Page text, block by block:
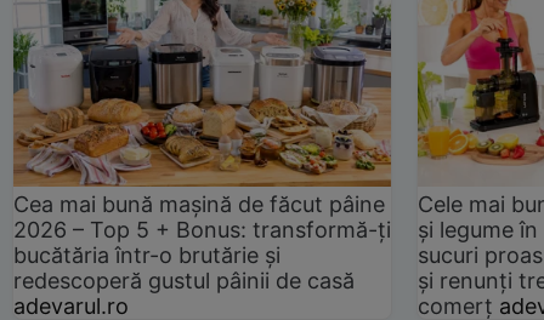
Cea mai bună mașină de făcut pâine
2026 – Top 5 + Bonus: transformă-ți
bucătăria într-o brutărie și
redescoperă gustul pâinii de casă
adevarul.ro
Cele mai
și legume
sucuri
și renunți
comerț